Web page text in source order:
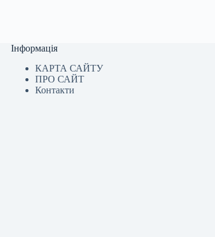
Інформація
КАРТА САЙТУ
ПРО САЙТ
Контакти